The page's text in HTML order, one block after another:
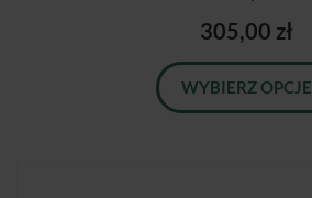
305,00 zł
WYBIERZ OPCJE